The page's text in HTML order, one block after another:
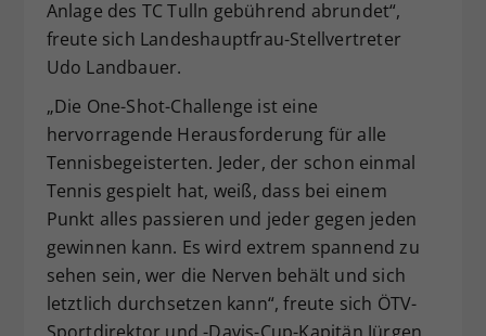
Anlage des TC Tulln gebührend abrundet“,
freute sich Landeshauptfrau-Stellvertreter
Udo Landbauer.
„Die One-Shot-Challenge ist eine
hervorragende Herausforderung für alle
Tennisbegeisterten. Jeder, der schon einmal
Tennis gespielt hat, weiß, dass bei einem
Punkt alles passieren und jeder gegen jeden
gewinnen kann. Es wird extrem spannend zu
sehen sein, wer die Nerven behält und sich
letztlich durchsetzen kann“, freute sich ÖTV-